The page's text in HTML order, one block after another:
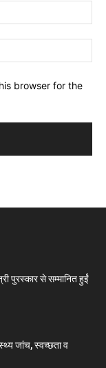
browser for the
पुरस्कार से सम्मानित हुईं
जांच, स्वच्छता व